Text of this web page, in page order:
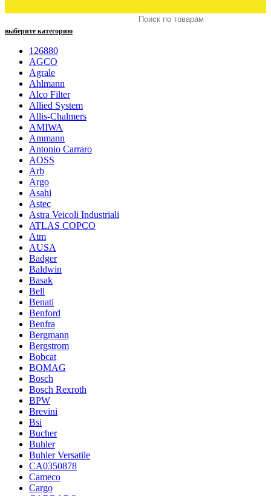
выберите категорию
126880
AGCO
Agrale
Ahlmann
Alco Filter
Allied System
Allis-Chalmers
AMIWA
Ammann
Antonio Carraro
AOSS
Arb
Argo
Asahi
Astec
Astra Veicoli Industriali
ATLAS COPCO
Atm
AUSA
Badger
Baldwin
Basak
Bell
Benati
Benford
Benfra
Bergmann
Bergstrom
Bobcat
BOMAG
Bosch
Bosch Rexroth
BPW
Brevini
Bsi
Bucher
Buhler
Buhler Versatile
CA0350878
Cameco
Cargo